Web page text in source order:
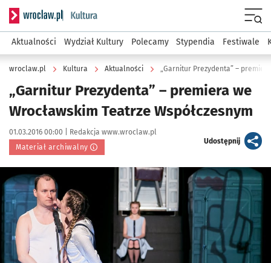
Serwis informacyjny wroclaw.pl podserwis: Kultura
Aktualności Wydział Kultury Polecamy Stypendia Festiwale
wroclaw.pl Kultura Aktualności „Garnitur Prezydenta” –
„Garnitur Prezydenta” – premiera we
Wrocławskim Teatrze Współczesnym
Data publikacji:
01.03.2016 00:00 | Autor:
Redakcja www.wroclaw.pl
Materiał archiwalny
Udostępnijartykuł
Kliknij, aby powiększyć